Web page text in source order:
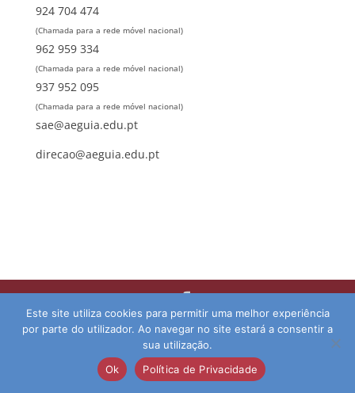
924 704 474
(Chamada para a rede móvel nacional)
962 959 334
(Chamada para a rede móvel nacional)
937 952 095
(Chamada para a rede móvel nacional)
sae@aeguia.edu.pt
direcao@aeguia.edu.pt
© 2026 Agrupamento de Escolas da Guia | Direitos
Reservados | Desenvolvido por:
Este site utiliza cookies para permitir uma melhor experiência
por parte do utilizador. Ao navegar no site estará a consentir a
sua utilização.
Ok
Política de Privacidade